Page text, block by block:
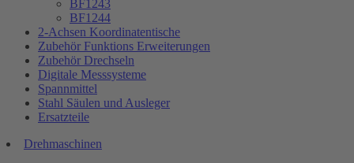
BF1243
BF1244
2-Achsen Koordinatentische
Zubehör Funktions Erweiterungen
Zubehör Drechseln
Digitale Messsysteme
Spannmittel
Stahl Säulen und Ausleger
Ersatzteile
Drehmaschinen